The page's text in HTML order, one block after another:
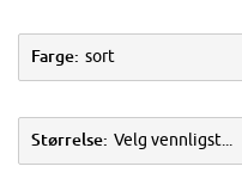
Farge: sort
Størrelse: Velg vennligst...